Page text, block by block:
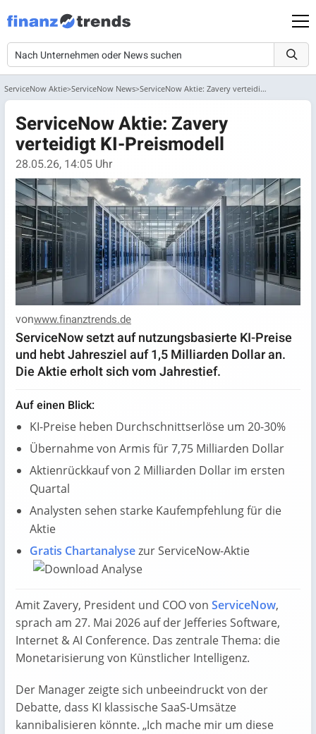
ServiceNow Aktie ServiceNow News ServiceNow Aktie: Zavery verteidigt KI-Preismodell
ServiceNow Aktie: Zavery
verteidigt KI-Preismodell
28.05.26, 14:05 Uhr
vonwww.finanztrends.de
ServiceNow setzt auf nutzungsbasierte KI-Preise
und hebt Jahresziel auf 1,5 Milliarden Dollar an.
Die Aktie erholt sich vom Jahrestief.
Auf einen Blick:
KI-Preise heben Durchschnittserlöse um 20-30%
Übernahme von Armis für 7,75 Milliarden Dollar
Aktienrückkauf von 2 Milliarden Dollar im ersten
Quartal
Analysten sehen starke Kaufempfehlung für die
Aktie
Gratis Chartanalysezur ServiceNow-Aktie
Amit Zavery, President und COO von ServiceNow,
sprach am 27. Mai 2026 auf der Jefferies Software,
Internet & AI Conference. Das zentrale Thema: die
Monetarisierung von Künstlicher Intelligenz.
Der Manager zeigte sich unbeeindruckt von der
Debatte, dass KI klassische SaaS-Umsätze
kannibalisieren könnte. „Ich mache mir um diese